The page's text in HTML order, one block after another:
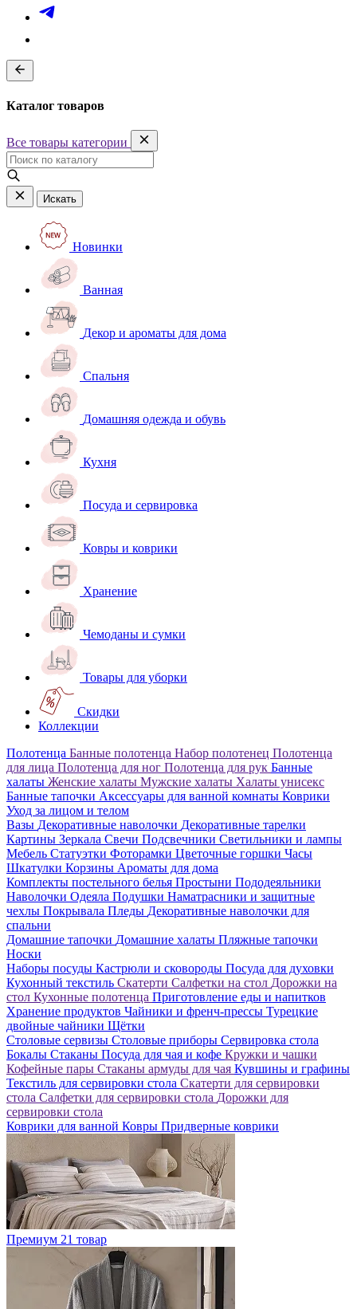
Каталог товаров
Все товары категории
Искать
Новинки
Ванная
Декор и ароматы для дома
Спальня
Домашняя одежда и обувь
Кухня
Посуда и сервировка
Ковры и коврики
Хранение
Чемоданы и сумки
Товары для уборки
Скидки
Коллекции
Полотенца Банные полотенца Набор полотенец Полотенца
для лица Полотенца для ног Полотенца для рук Банные
халаты Женские халаты Мужские халаты Халаты унисекс
Банные тапочки Аксессуары для ванной комнаты Коврики
Уход за лицом и телом
Вазы Декоративные наволочки Декоративные тарелки
Картины Зеркала Свечи Подсвечники Светильники и лампы
Мебель Статуэтки Фоторамки Цветочные горшки Часы
Шкатулки Корзины Ароматы для дома
Комплекты постельного белья Простыни Пододеяльники
Наволочки Одеяла Подушки Наматрасники и защитные
чехлы Покрывала Пледы Декоративные наволочки для
спальни
Домашние тапочки Домашние халаты Пляжные тапочки
Носки
Наборы посуды Кастрюли и сковороды Посуда для духовки
Кухонный текстиль Скатерти Салфетки на стол Дорожки на
стол Кухонные полотенца Приготовление еды и напитков
Хранение продуктов Чайники и френч-прессы Турецкие
двойные чайники Щётки
Столовые сервизы Столовые приборы Сервировка стола
Бокалы Стаканы Посуда для чая и кофе Кружки и чашки
Кофейные пары Стаканы армуды для чая Кувшины и графины
Текстиль для сервировки стола Скатерти для сервировки
стола Салфетки для сервировки стола Дорожки для
сервировки стола
Коврики для ванной Ковры Придверные коврики
Премиум 21 товар